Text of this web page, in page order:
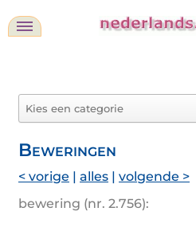
Beweringen
< vorige | alles | volgende >
bewering (nr. 2.756):